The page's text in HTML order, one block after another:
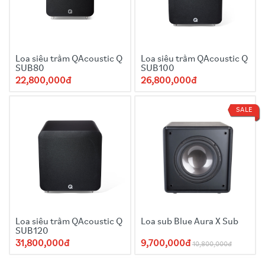
Loa siêu trầm QAcoustic Q
SUB80
22,800,000đ
Loa siêu trầm QAcoustic Q
SUB100
26,800,000đ
Loa siêu trầm QAcoustic Q
SUB120
31,800,000đ
SALE
Loa sub Blue Aura X Sub
9,700,000đ 10,800,000đ